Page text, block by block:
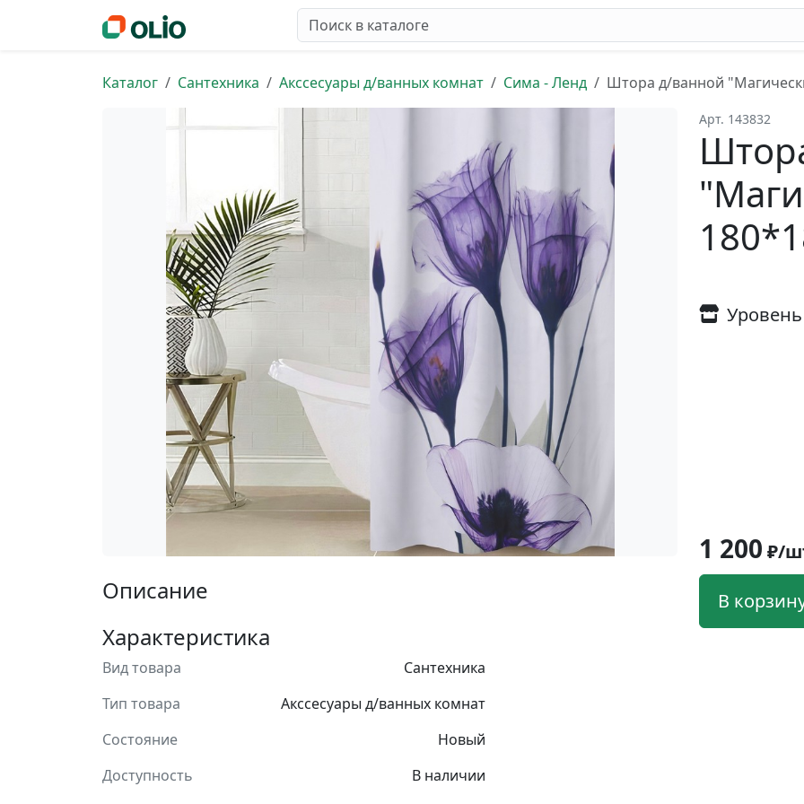
Каталог Сантехника Акссесуары д/ванных комнат Сима - Ленд Штора д/ванной
Описание
Характеристика
Вид товара
Сантехника
Тип товара
Акссесуары д/ванных комнат
Состояние
Новый
Доступность
В наличии
Арт. 143832
1 200 ₽/
В